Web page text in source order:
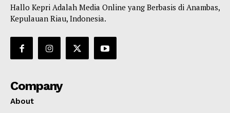
Hallo Kepri Adalah Media Online yang Berbasis di Anambas,
Kepulauan Riau, Indonesia.
Company
About